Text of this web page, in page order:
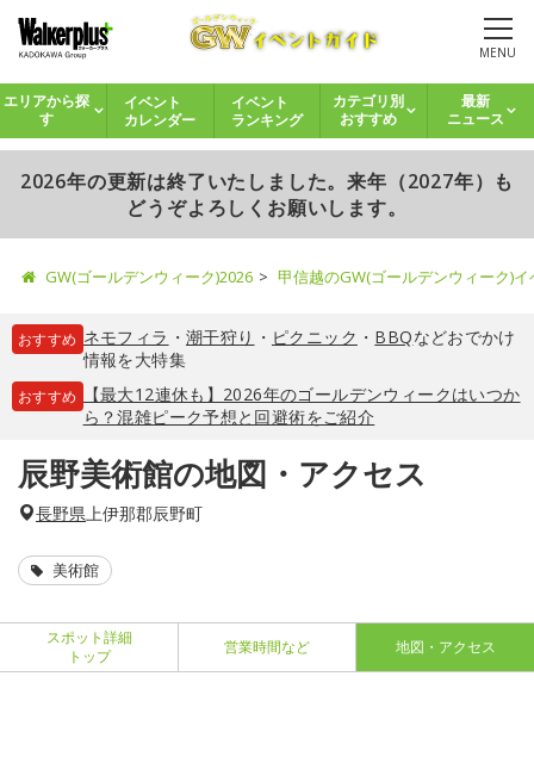
MENU
エリアから探
す
イベント
カレンダー
イベント
ランキング
カテゴリ別
おすすめ
最新
ニュース
2026年の更新は終了いたしました。来年（2027年）も
どうぞよろしくお願いします。
GW(ゴールデンウィーク)2026 甲信越のGW(ゴールデンウィーク)
おすすめ ネモフィラ ・ 潮干狩り ・ ピクニック ・ BBQなどおでかけ
情報を大特集
おすすめ
【最大12連休も】2026年のゴールデンウィークはいつか
ら？混雑ピーク予想と回避術をご紹介
辰野美術館の地図・アクセス
長野県上伊那郡辰野町
美術館
スポット詳細
トップ
営業時間など 地図・アクセス